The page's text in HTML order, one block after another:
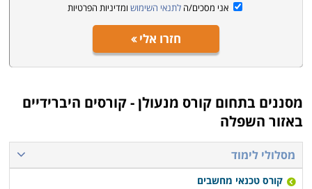
אני מסכים/ה לתנאי השימוש ומדיניות הפרטיות
חזרו אלי
מסננים בתחום קורס מנעולן - קורסים היברידיים
באזור השפלה
מסלולי לימוד
קורס טכנאי מחשבים